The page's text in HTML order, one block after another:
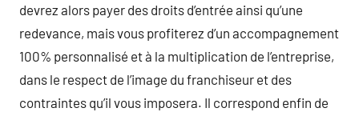
devrez alors payer des droits d’entrée ainsi qu’une
redevance, mais vous profiterez d’un accompagnement
100% personnalisé et à la multiplication de l’entreprise,
dans le respect de l’image du franchiseur et des
contraintes qu’il vous imposera. Il correspond enfin de